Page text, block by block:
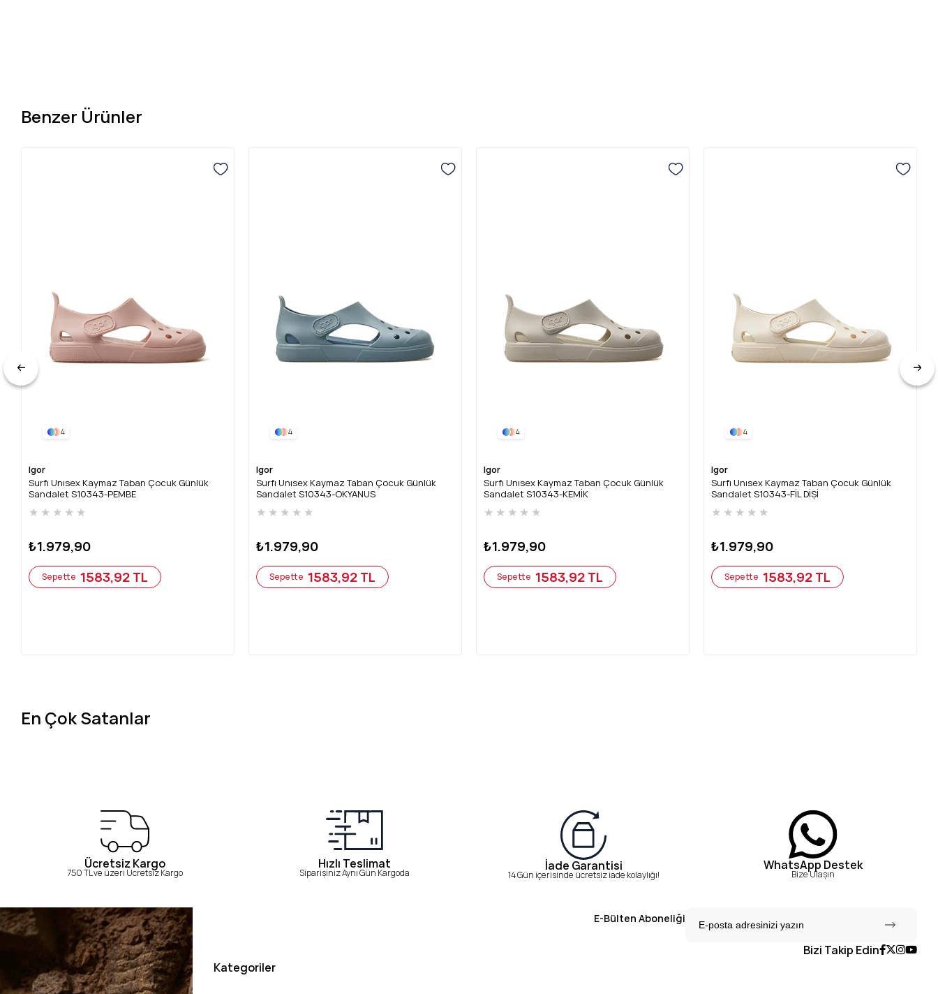
Benzer Ürünler
4
Igor
Surfı Unısex Kaymaz Taban Çocuk Günlük
Sandalet S10343-PEMBE
★ ★ ★ ★ ★
₺1.979,90
Sepette 1583,92 TL
4
Igor
Surfı Unısex Kaymaz Taban Çocuk Günlük
Sandalet S10343-OKYANUS
★ ★ ★ ★ ★
₺1.979,90
Sepette 1583,92 TL
4
Igor
Surfı Unısex Kaymaz Taban Çocuk Günlük
Sandalet S10343-KEMİK
★ ★ ★ ★ ★
₺1.979,90
Sepette 1583,92 TL
4
Igor
Surfı Unısex Kaymaz Taban Çocuk Günlük
Sandalet S10343-FİL DİŞİ
★ ★ ★ ★ ★
₺1.979,90
Sepette 1583,92 TL
En Çok Satanlar
Ücretsiz Kargo
750 TL ve üzeri Ücretsiz Kargo
Hızlı Teslimat
Siparişiniz Aynı Gün Kargoda İade Garantisi
14 Gün içerisinde ücretsiz iade kolaylığı!
WhatsApp Destek
Bize Ulaşın
E-Bülten Aboneliği
Bizi Takip Edin
Kategoriler